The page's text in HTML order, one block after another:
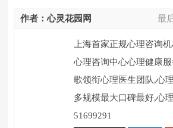
最
作者：心灵花园网
上海首家正规心理咨询
心理咨询中心心理健康
歌领衔心理医生团队,心
多规模最大口碑最好,心
51699291